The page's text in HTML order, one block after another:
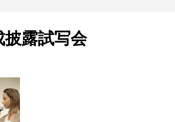
披露試写会